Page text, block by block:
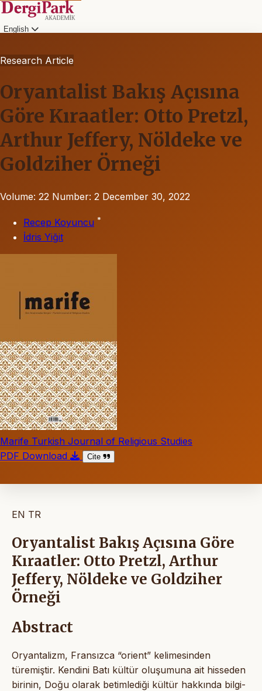
English
Research Article
Oryantalist Bakış Açısına
Göre Kıraatler: Otto Pretzl,
Arthur Jeffery, Nöldeke ve
Goldziher Örneği
Volume: 22 Number: 2 December 30, 2022
Recep Koyuncu *
İdris Yiğit
Marife Turkish Journal of Religious Studies
PDF Download
Cite
EN TR
Oryantalist Bakış Açısına Göre
Kıraatler: Otto Pretzl, Arthur
Jeffery, Nöldeke ve Goldziher
Örneği
Abstract
Oryantalizm, Fransızca “orient” kelimesinden
türemiştir. Kendini Batı kültür oluşumuna ait hisseden
birinin, Doğu olarak betimlediği kültür hakkında bilgi-